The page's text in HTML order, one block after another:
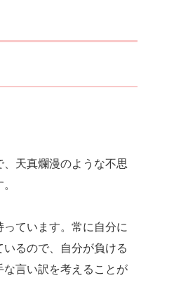
天真爛漫のような不思
ています。常に自分に
るので、自分が負ける
言い訳を考えることが